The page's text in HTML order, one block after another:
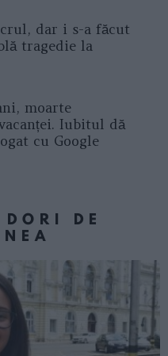
dar i s-a făcut
tragedie la
moarte
Iubitul dă
cu Google
DE